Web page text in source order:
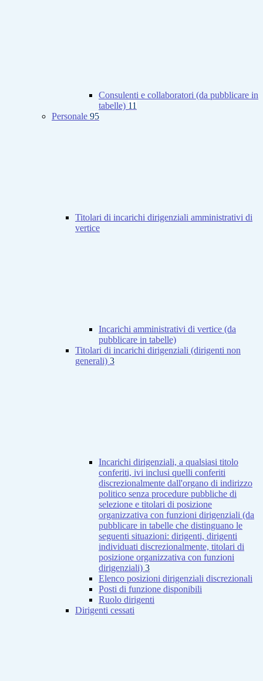
Consulenti e collaboratori (da pubblicare in
tabelle) 11
Personale 95
Titolari di incarichi dirigenziali amministrativi di
vertice
Incarichi amministrativi di vertice (da
pubblicare in tabelle)
Titolari di incarichi dirigenziali (dirigenti non
generali) 3
Incarichi dirigenziali, a qualsiasi titolo
conferiti, ivi inclusi quelli conferiti
discrezionalmente dall'organo di indirizzo
politico senza procedure pubbliche di
selezione e titolari di posizione
organizzativa con funzioni dirigenziali (da
pubblicare in tabelle che distinguano le
seguenti situazioni: dirigenti, dirigenti
individuati discrezionalmente, titolari di
posizione organizzativa con funzioni
dirigenziali) 3
Elenco posizioni dirigenziali discrezionali
Posti di funzione disponibili
Ruolo dirigenti
Dirigenti cessati